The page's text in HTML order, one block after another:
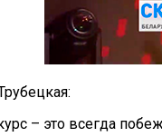
– это всегда